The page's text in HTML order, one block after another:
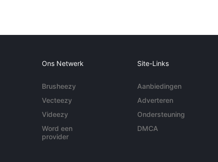
Ons Netwerk
Brusheezy
Vecteezy
Videezy
Word een
provider
Site-Links
Aanbiedingen
Adverteren
Ondersteuning
DMCA